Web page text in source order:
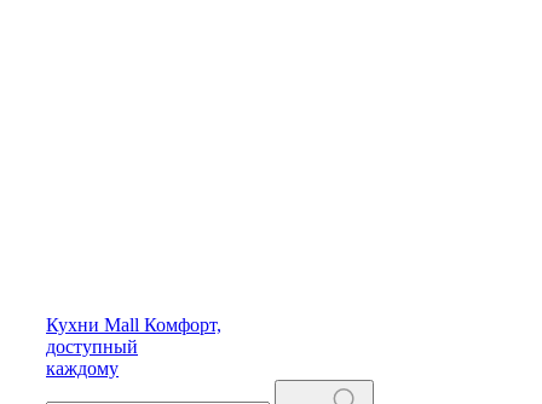
Кухни Mall Комфорт,
доступный
каждому